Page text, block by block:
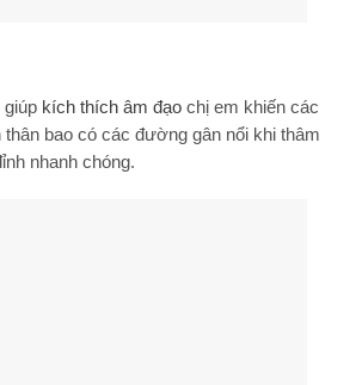
giúp kích thích âm đạo chị em khiến các
bao có các đường gân nổi khi thâm
nhanh chóng.